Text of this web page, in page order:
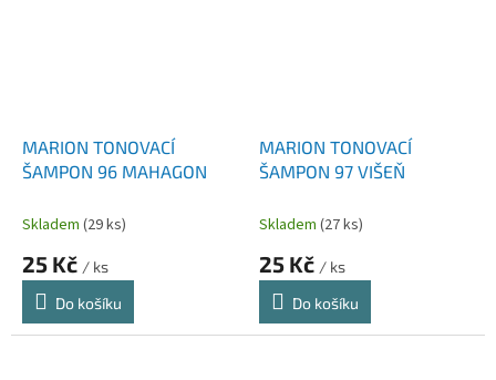
MARION TONOVACÍ
ŠAMPON 96 MAHAGON
Skladem (29 ks)
25 Kč / ks
Do košíku
MARION TONOVACÍ
ŠAMPON 97 VIŠEŇ
Skladem (27 ks)
25 Kč / ks
Do košíku